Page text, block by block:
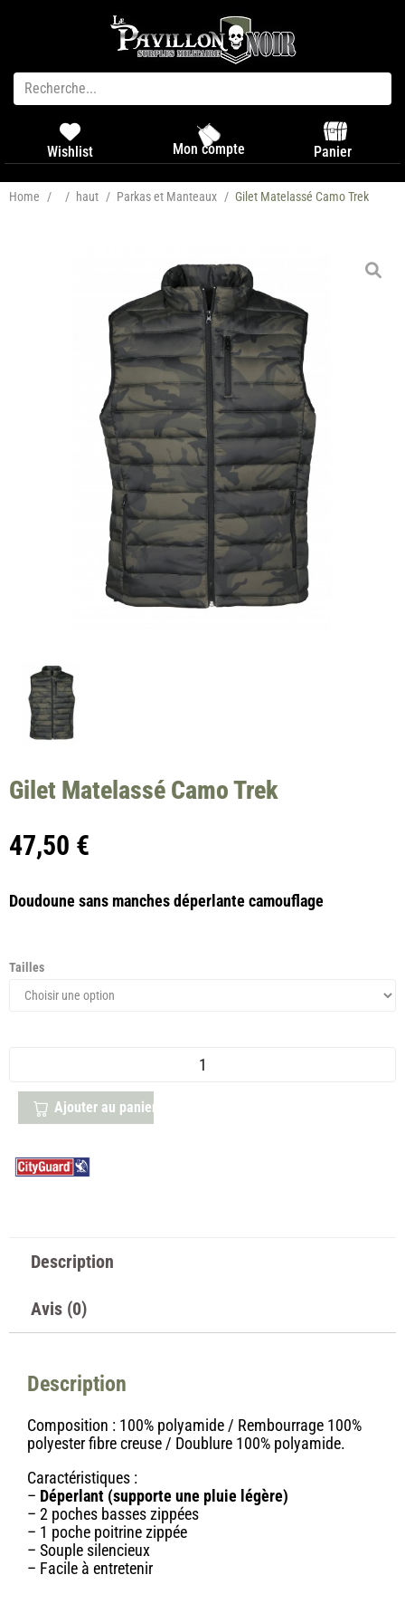
Wishlist Mon compte Panier
Home / / haut / Parkas et Manteaux / Gilet Matelassé Camo Trek
Gilet Matelassé Camo Trek
47,50 €
Doudoune sans manches déperlante camouflage
Tailles
Ajouter au panier
Description
Avis (0)
Description
Composition : 100% polyamide / Rembourrage 100%
polyester fibre creuse / Doublure 100% polyamide.
Caractéristiques :
– Déperlant (supporte une pluie légère)
– 2 poches basses zippées
– 1 poche poitrine zippée
– Souple silencieux
– Facile à entretenir